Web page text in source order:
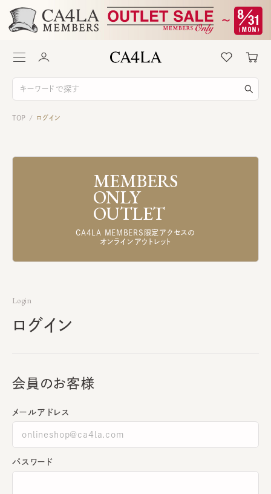
TOP / ログイン
MEMBERS
ONLY
OUTLET
CA4LA MEMBERS限定アクセスの
オンラインアウトレット
Login
ログイン
会員のお客様
メールアドレス
パスワード